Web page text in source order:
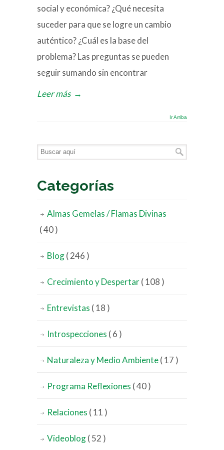
social y económica? ¿Qué necesita
suceder para que se logre un cambio
auténtico? ¿Cuál es la base del
problema? Las preguntas se pueden
seguir sumando sin encontrar
Leer más →
Ir Arriba
Categorías
Almas Gemelas / Flamas Divinas
( 40 )
Blog( 246 )
Crecimiento y Despertar( 108 )
Entrevistas ( 18 )
Introspecciones ( 6 )
Naturaleza y Medio Ambiente( 17 )
Programa Reflexiones ( 40 )
Relaciones ( 11 )
Videoblog( 52 )